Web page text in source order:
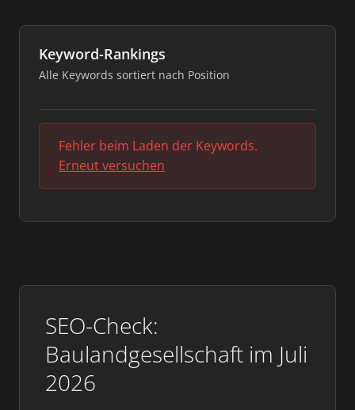
SEO-Check:
Baulandgesellschaft im Juli
2026
Keyword-Rankings
Alle Keywords sortiert nach Position
Fehler beim Laden der Keywords.
Erneut versuchen